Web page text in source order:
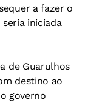
a fazer o
iniciada
de Guarulhos
destino ao
governo